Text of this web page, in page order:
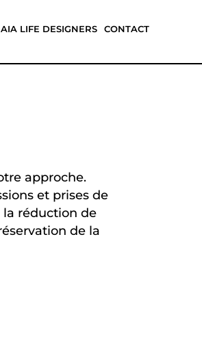
AIA LIFE DESIGNERS CONTACT